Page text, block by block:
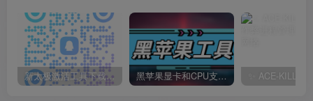
新太极激活工具下载/教程/充值/开户(QQ交流群号749113977) 黑苹果显卡和CPU支持情况以及购买硬件防踩坑指南